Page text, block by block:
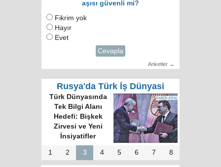
aşısı güvenli mi?
Fikrim yok
Hayır
Evet
Cevapla
Anketler →
Rusya'da Türk İş Dünyasi
Türk Dünyasında
Tek Bilgi Alanı
Hedefi: Bişkek
Zirvesi ve Yeni
İnsiyatifler
1 2 3 4 5 6 7 8